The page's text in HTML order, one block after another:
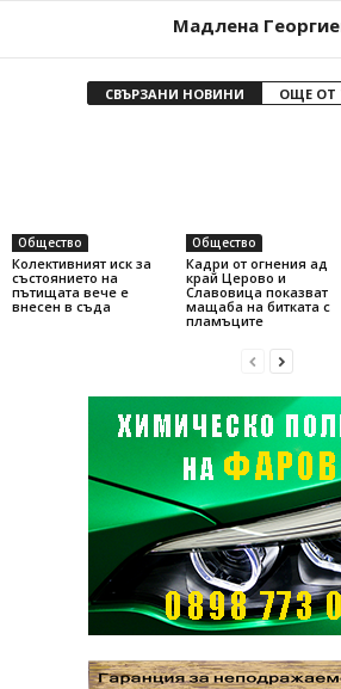
Мадлена
СВЪРЗАНИ НОВИНИ ОЩЕ ОТ
Общество
Колективният иск за
състоянието на
пътищата вече е
внесен в съда
Общество
Кадри от огнения ад
край Церово и
Славовица показват
мащаба на битката с
пламъците